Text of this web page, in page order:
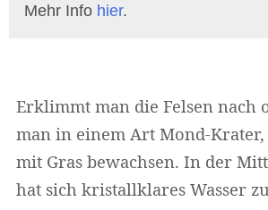
Mehr Info hier.
Erklimmt man die Felsen nach
man in einem Art Mond-
mit Gras bewachsen. In der
hat sich kristallklares Wasser